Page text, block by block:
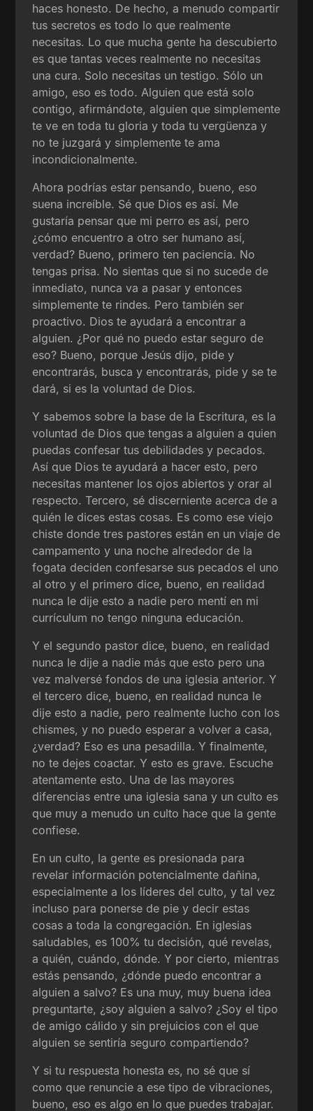
haces honesto. De hecho, a menudo compartir
tus secretos es todo lo que realmente
necesitas. Lo que mucha gente ha descubierto
es que tantas veces realmente no necesitas
una cura. Solo necesitas un testigo. Sólo un
amigo, eso es todo. Alguien que está solo
contigo, afirmándote, alguien que simplemente
te ve en toda tu gloria y toda tu vergüenza y
no te juzgará y simplemente te ama
incondicionalmente.
Ahora podrías estar pensando, bueno, eso
suena increíble. Sé que Dios es así. Me
gustaría pensar que mi perro es así, pero
¿cómo encuentro a otro ser humano así,
verdad? Bueno, primero ten paciencia. No
tengas prisa. No sientas que si no sucede de
inmediato, nunca va a pasar y entonces
simplemente te rindes. Pero también ser
proactivo. Dios te ayudará a encontrar a
alguien. ¿Por qué no puedo estar seguro de
eso? Bueno, porque Jesús dijo, pide y
encontrarás, busca y encontrarás, pide y se te
dará, si es la voluntad de Dios.
Y sabemos sobre la base de la Escritura, es la
voluntad de Dios que tengas a alguien a quien
puedas confesar tus debilidades y pecados.
Así que Dios te ayudará a hacer esto, pero
necesitas mantener los ojos abiertos y orar al
respecto. Tercero, sé discerniente acerca de a
quién le dices estas cosas. Es como ese viejo
chiste donde tres pastores están en un viaje de
campamento y una noche alrededor de la
fogata deciden confesarse sus pecados el uno
al otro y el primero dice, bueno, en realidad
nunca le dije esto a nadie pero mentí en mi
currículum no tengo ninguna educación.
Y el segundo pastor dice, bueno, en realidad
nunca le dije a nadie más que esto pero una
vez malversé fondos de una iglesia anterior. Y
el tercero dice, bueno, en realidad nunca le
dije esto a nadie, pero realmente lucho con los
chismes, y no puedo esperar a volver a casa,
¿verdad? Eso es una pesadilla. Y finalmente,
no te dejes coactar. Y esto es grave. Escuche
atentamente esto. Una de las mayores
diferencias entre una iglesia sana y un culto es
que muy a menudo un culto hace que la gente
confiese.
En un culto, la gente es presionada para
revelar información potencialmente dañina,
especialmente a los líderes del culto, y tal vez
incluso para ponerse de pie y decir estas
cosas a toda la congregación. En iglesias
saludables, es 100% tu decisión, qué revelas,
a quién, cuándo, dónde. Y por cierto, mientras
estás pensando, ¿dónde puedo encontrar a
alguien a salvo? Es una muy, muy buena idea
preguntarte, ¿soy alguien a salvo? ¿Soy el tipo
de amigo cálido y sin prejuicios con el que
alguien se sentiría seguro compartiendo?
Y si tu respuesta honesta es, no sé que sí
como que renuncie a ese tipo de vibraciones,
bueno, eso es algo en lo que puedes trabajar.